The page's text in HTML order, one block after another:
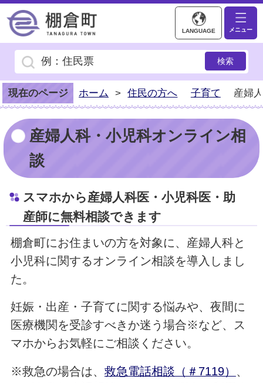
棚倉町ホームページ
LANGUAGE メニュー
現在のページ ホーム > 住民の方へ 子育て 産婦
産婦人科・小児科オンライン相
談
スマホから産婦人科医・小児科医・助
産師に無料相談できます
棚倉町にお住まいの方を対象に、産婦人科と
小児科に関するオンライン相談を導入しまし
た。
妊娠・出産・子育てに関する悩みや、夜間に
医療機関を受診すべきか迷う場合※など、ス
マホからお気軽にご相談ください。
※救急の場合は、 救急電話相談（＃7119） 、